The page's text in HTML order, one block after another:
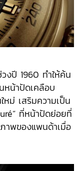
งปี 1960 ทำให้ค้น
หน้าปัดเคลือบ
หม่ เสริมความเป็น
ที่หน้าปัดย่อยที่
าพของแพนด้าเมื่อ